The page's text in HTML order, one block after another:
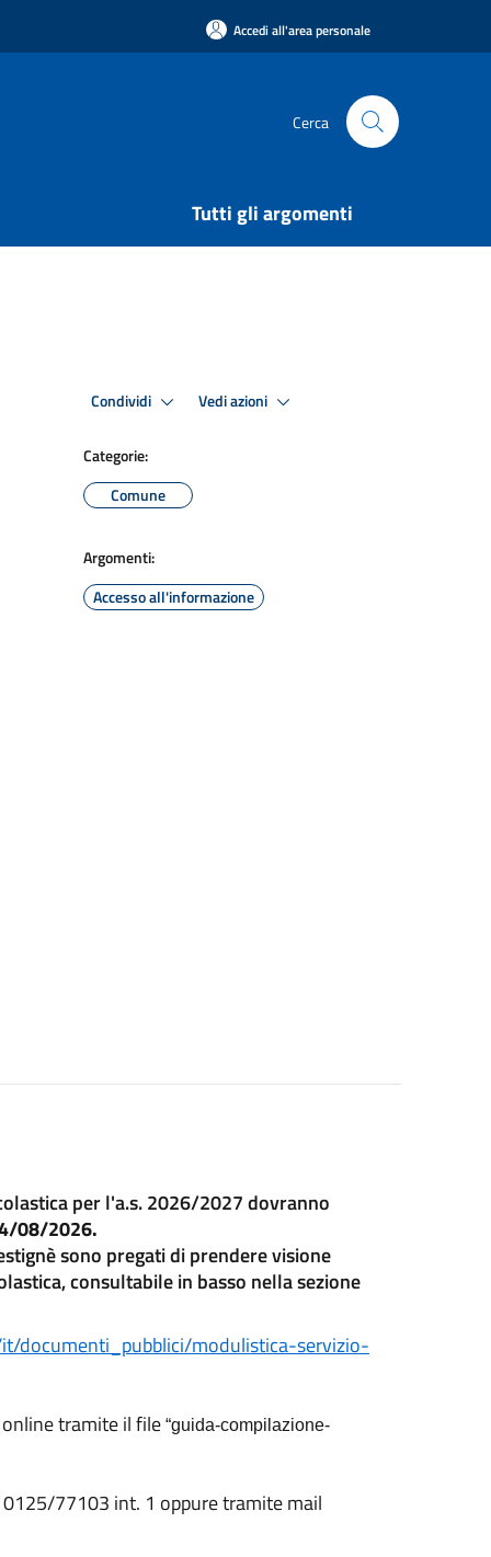
Accedi all'area personale
Cerca
Tutti gli argomenti
Condividi Vedi azioni
Categorie:
Comune
Argomenti:
Accesso all'informazione
per l'a.s. 2026/2027 dovranno
08/2026.
sono pregati di prendere visione
consultabile in basso nella sezione
documenti_pubblici/modulistica-servizio-
tramite il file “guida-compilazione-
77103 int. 1 oppure tramite mail